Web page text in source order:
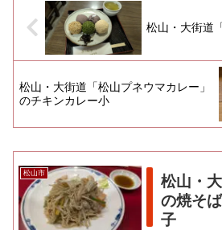
松山・大街道
松山・大街道「松山プネウマカレー」
のチキンカレー小
松山市
松山・
の焼そ
子